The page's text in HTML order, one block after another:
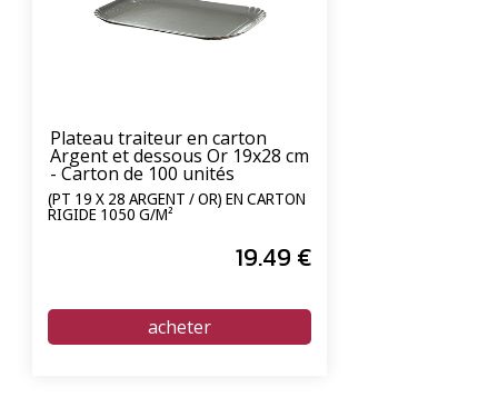
Plateau traiteur en carton
Argent et dessous Or 19x28 cm
- Carton de 100 unités
(PT 19 X 28 ARGENT / OR) EN CARTON
RIGIDE 1050 G/M²
19.49 €